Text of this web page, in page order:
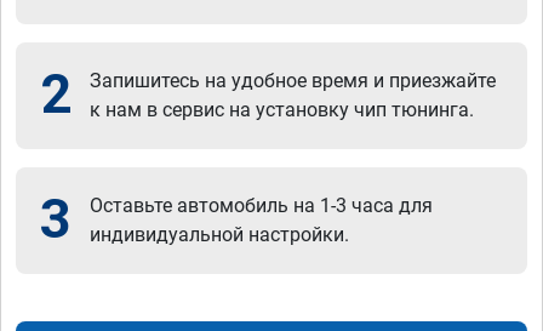
2
Запишитесь на удобное время и приезжайте
к нам в сервис на установку чип тюнинга.
3
Оставьте автомобиль на 1-3 часа для
индивидуальной настройки.